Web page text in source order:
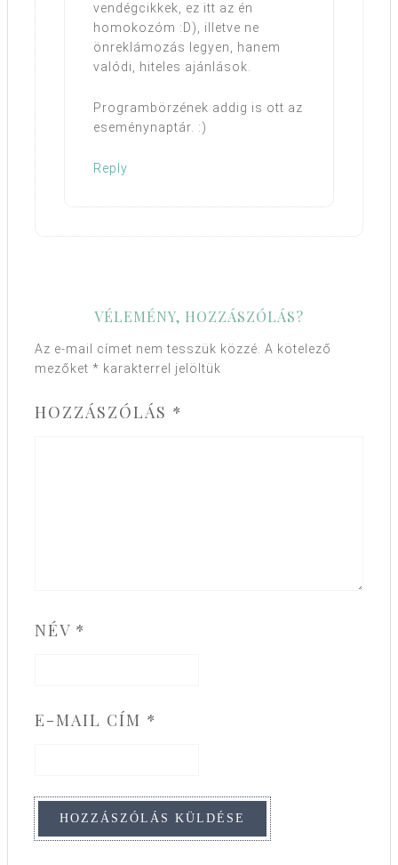
vendégcikkek, ez itt az én
homokozóm :D), illetve ne
önreklámozás legyen, hanem
valódi, hiteles ajánlások.
Programbörzének addig is ott az
eseménynaptár. :)
Reply
VÉLEMÉNY, HOZZÁSZÓLÁS?
Az e-mail címet nem tesszük közzé. A kötelező
mezőket * karakterrel jelöltük
HOZZÁSZÓLÁS *
NÉV *
E-MAIL CÍM *